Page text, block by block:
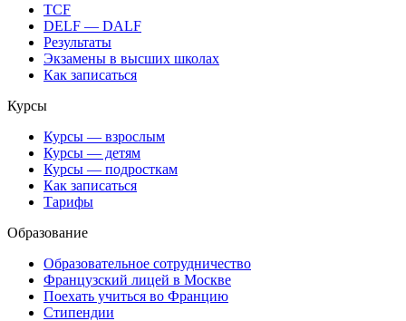
TCF
DELF — DALF
Результаты
Экзамены в высших школах
Как записаться
Курсы
Курсы — взрослым
Курсы — детям
Курсы — подросткам
Как записаться
Тарифы
Образование
Образовательное сотрудничество
Французский лицей в Москве
Поехать учиться во Францию
Стипендии